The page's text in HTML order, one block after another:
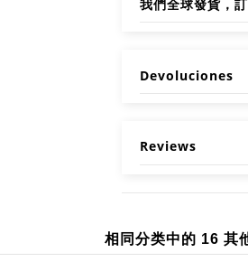
我們全球發貨，
Devoluciones
Reviews
相同分类中的 16 其